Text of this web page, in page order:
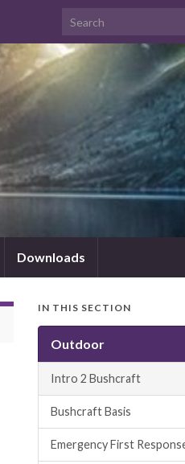
Downloads
IN THIS SECTION
Outdoor
Intro 2 Bushcraft
Bushcraft Basis
Emergency First